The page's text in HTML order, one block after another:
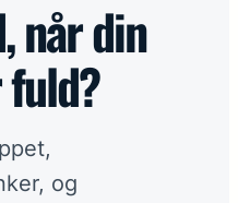
når din
og